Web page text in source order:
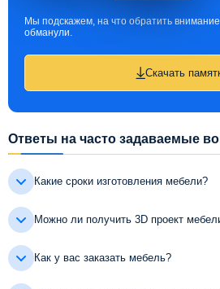
Мы подскажем, на что обратить
обманули.
Скачать
Ответы на часто задаваемые
Какие сроки изготовления мебели?
Можно ли получить 3D проект
Как у вас заказать мебель?